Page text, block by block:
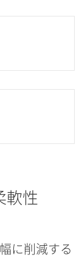
軟性
に削減する